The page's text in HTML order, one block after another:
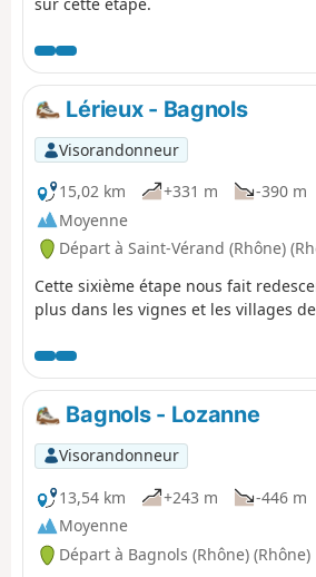
Lérieux - Bagnols
Visorandonneur
15,02 km
+331 m -390 m
Moyenne
Départ à Saint-Vérand (Rhône)
Cette sixième étape nous fait
plus dans les vignes et les villages
Bagnols - Lozanne
Visorandonneur
13,54 km
+243 m -446 m
Moyenne
Départ à Bagnols (Rhône) (Rhône)